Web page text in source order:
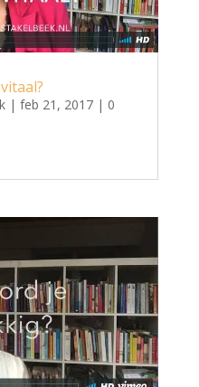
| feb 21, 2017| 0